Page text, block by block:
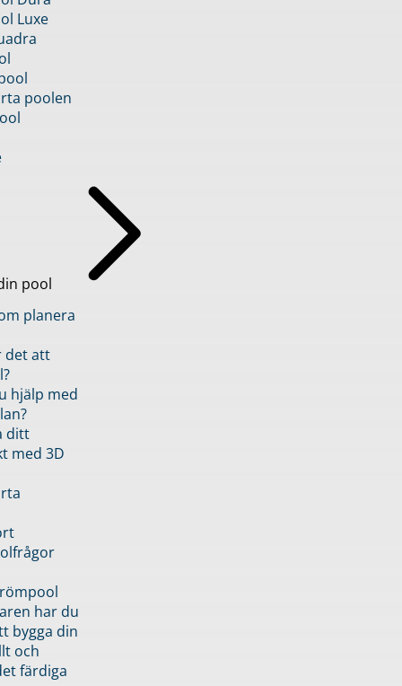
Luxe
poolen
pool
planera
det att
hjälp med
ditt
med 3D
har du
bygga din
och
färdiga